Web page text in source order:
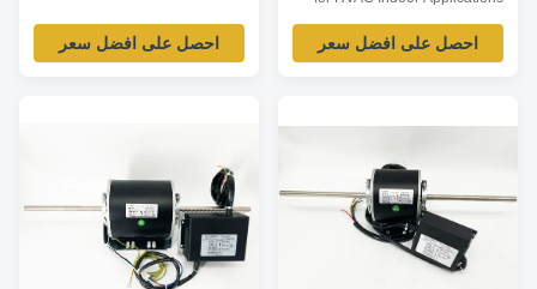
Product Overview The ECM
Blower Motor is a high-
efficiency, fully integrated motor
magnet motor technology with
an intelligent ...
احصل على افضل سعر احصل على افضل سعر